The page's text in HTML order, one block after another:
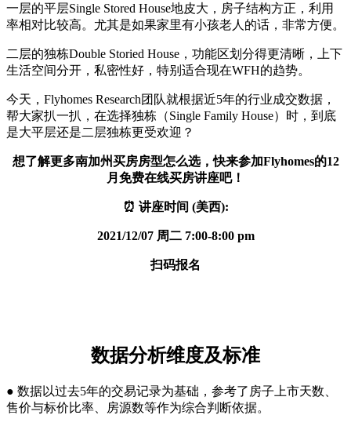
一层的平层Single Stored House地皮大，房子结构方正，利用
率相对比较高。尤其是如果家里有小孩老人的话，非常方便。
二层的独栋Double Storied House，功能区划分得更清晰，上下
生活空间分开，私密性好，特别适合现在WFH的趋势。
今天，Flyhomes Research团队就根据近5年的行业成交数据，
帮大家扒一扒，在选择独栋（Single Family House）时，到底
是大平层还是二层独栋更受欢迎？
想了解更多南加州买房房型怎么选，快来参加Flyhomes的12
月免费在线买房讲座吧！
⏰ 讲座时间 (美西):
2021/12/07 周二 7:00-8:00 pm
扫码报名
数据分析维度及标准
● 数据以过去5年的交易记录为基础，参考了房子上市天数、
售价与标价比率、房源数等作为综合判断依据。